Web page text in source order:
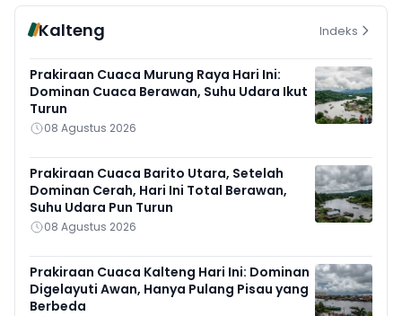
Kalteng Indeks
Prakiraan Cuaca Murung Raya Hari Ini:
Dominan Cuaca Berawan, Suhu Udara Ikut
Turun
08 Agustus 2026
Prakiraan Cuaca Barito Utara, Setelah
Dominan Cerah, Hari Ini Total Berawan,
Suhu Udara Pun Turun
08 Agustus 2026
Prakiraan Cuaca Kalteng Hari Ini: Dominan
Digelayuti Awan, Hanya Pulang Pisau yang
Berbeda